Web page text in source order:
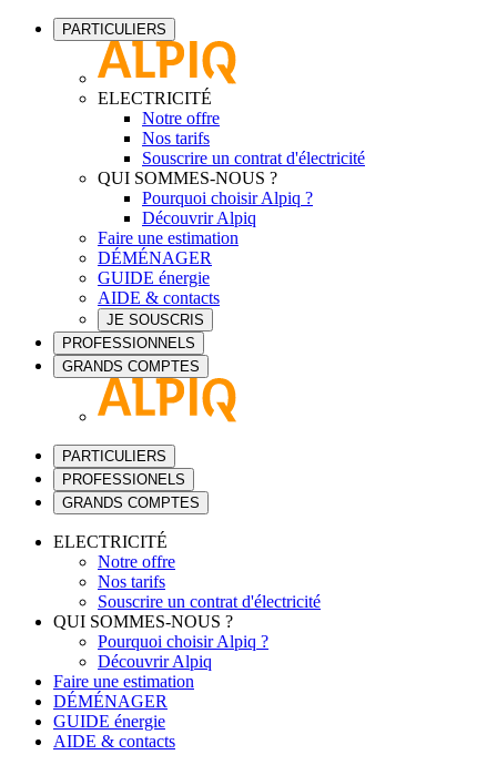
PARTICULIERS
ELECTRICITÉ
Notre offre
Nos tarifs
Souscrire un contrat d'électricité
QUI SOMMES-NOUS ?
Pourquoi choisir Alpiq ?
Découvrir Alpiq
Faire une estimation
DÉMÉNAGER
GUIDE énergie
AIDE & contacts
JE SOUSCRIS
PROFESSIONNELS
GRANDS COMPTES
PARTICULIERS
PROFESSIONELS
GRANDS COMPTES
ELECTRICITÉ
Notre offre
Nos tarifs
Souscrire un contrat d'électricité
QUI SOMMES-NOUS ?
Pourquoi choisir Alpiq ?
Découvrir Alpiq
Faire une estimation
DÉMÉNAGER
GUIDE énergie
AIDE & contacts